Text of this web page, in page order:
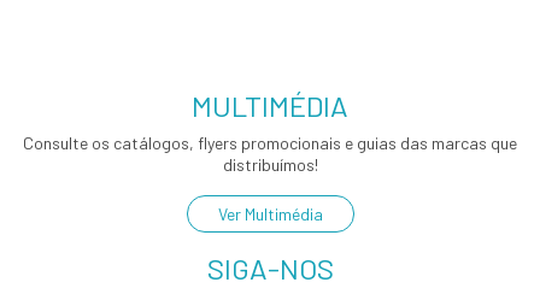
MULTIMÉDIA
Consulte os catálogos, flyers promocionais e guias das marcas que
distribuímos!
Ver Multimédia
SIGA-NOS